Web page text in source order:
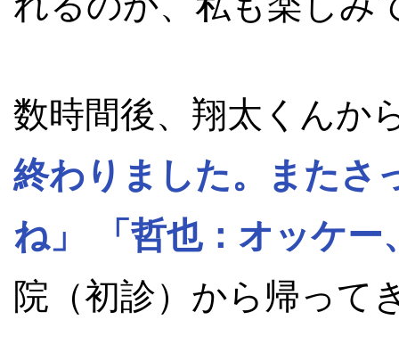
数時間後、翔太くんか
終わりました。またさ
ね」
「哲也：オッケ
院（初診）から帰って